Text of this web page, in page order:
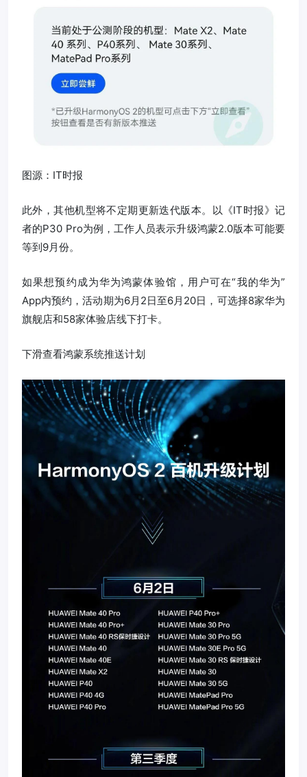
图源：IT时报
此外，其他机型将不定期更新迭代版本。以《IT时报》记
者的P30 Pro为例，工作人员表示升级鸿蒙2.0版本可能要
等到9月份。
如果想预约成为华为鸿蒙体验馆，用户可在“我的华为”
App内预约，活动期为6月2日至6月20日，可选择8家华为
旗舰店和58家体验店线下打卡。
下滑查看鸿蒙系统推送计划